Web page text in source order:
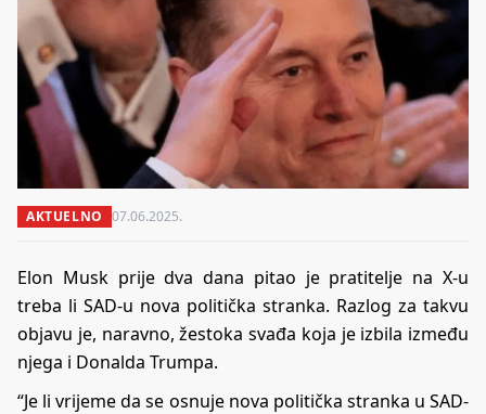
AKTUELNO 07.06.2025.
Elon Musk prije dva dana pitao je pratitelje na X-u
treba li SAD-u nova politička stranka. Razlog za takvu
objavu je, naravno, žestoka svađa koja je izbila između
njega i Donalda Trumpa.
“Je li vrijeme da se osnuje nova politička stranka u SAD-